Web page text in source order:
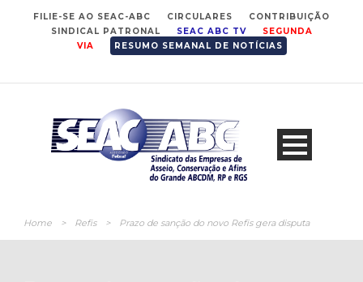
FILIE-SE AO SEAC-ABC CIRCULARES
CONTRIBUIÇÃO
SINDICAL PATRONAL
SEAC ABC TV
SEGUNDA
VIA
RESUMO SEMANAL DE NOTÍCIAS
Home > Refis > Prazo de sanção do novo Refis gera disputa